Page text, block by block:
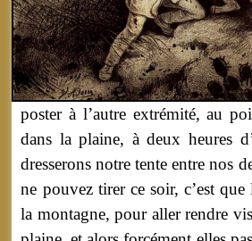
poster à l’autre extrémité, au
dans la plaine, à deux heures
dresserons notre tente entre nos
ne pouvez tirer ce soir, c’est
la montagne, pour aller rendre